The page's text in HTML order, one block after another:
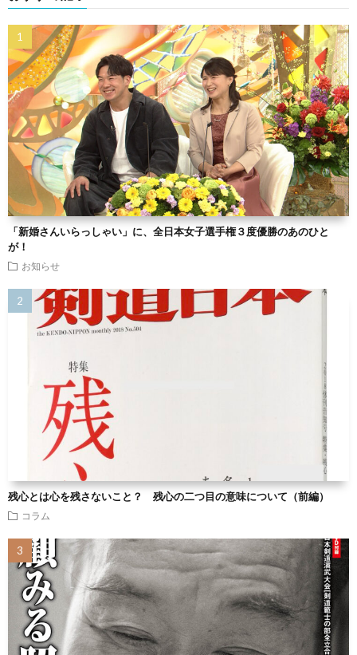
「新婚さんいらっしゃい」に、全日本女子選手権３度優勝のあのひと
が！
お知らせ
残心とは心を残さないこと？ 残心の二つ目の意味について（前編）
コラム